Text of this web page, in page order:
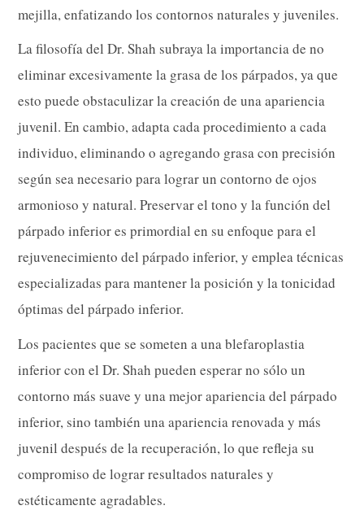
mejilla, enfatizando los contornos naturales y juveniles.
La filosofía del Dr. Shah subraya la importancia de no
eliminar excesivamente la grasa de los párpados, ya que
esto puede obstaculizar la creación de una apariencia
juvenil. En cambio, adapta cada procedimiento a cada
individuo, eliminando o agregando grasa con precisión
según sea necesario para lograr un contorno de ojos
armonioso y natural. Preservar el tono y la función del
párpado inferior es primordial en su enfoque para el
rejuvenecimiento del párpado inferior, y emplea técnicas
especializadas para mantener la posición y la tonicidad
óptimas del párpado inferior.
Los pacientes que se someten a una blefaroplastia
inferior con el Dr. Shah pueden esperar no sólo un
contorno más suave y una mejor apariencia del párpado
inferior, sino también una apariencia renovada y más
juvenil después de la recuperación, lo que refleja su
compromiso de lograr resultados naturales y
estéticamente agradables.